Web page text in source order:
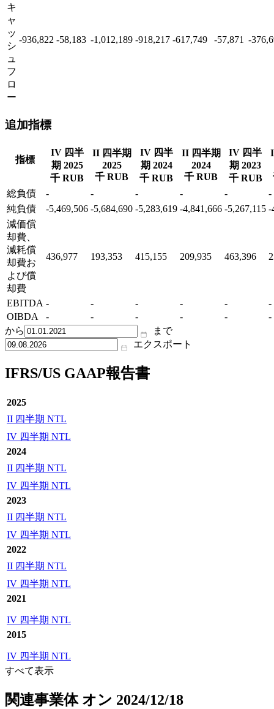
キ
ャ
ッ
シ
ュ
フ
ロ
ー
-936,822 -58,183 -1,012,189 -918,217 -617,749 -57,871 -
追加指標
指標
IV 四半
期 2025
千 RUB
II 四半期
2025
千 RUB
IV 四半
期 2024
千 RUB
II 四半期
2024
千 RUB
IV 四半
期 2023
千 RUB
総負債
- - - - -
-
純負債
-5,469,506 -5,684,690 -5,283,619 -4,841,666 -5,267,115 -
減価償
却費、
減耗償
却費お
よび償
却費
436,977 193,353 415,155 209,935 463,396
EBITDA - - - - -
-
OIBDA
- - - - -
-
から
まで
エクスポート
IFRS/US GAAP報告書
2025
II 四半期 NTL
IV 四半期 NTL
2024
II 四半期 NTL
IV 四半期 NTL
2023
II 四半期 NTL
IV 四半期 NTL
2022
II 四半期 NTL
IV 四半期 NTL
2021
IV 四半期 NTL
2015
IV 四半期 NTL
すべて表示
関連事業体 オン 2024/12/18